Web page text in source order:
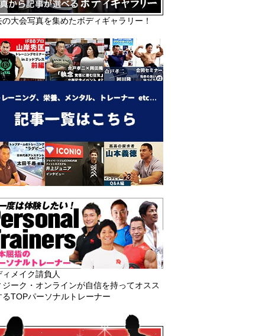
の大会写真を集めたボディギャラリー！
ィメイク請負人
ジーク・オンラインが自信を持ってオスス
るTOPパーソナルトレーナー